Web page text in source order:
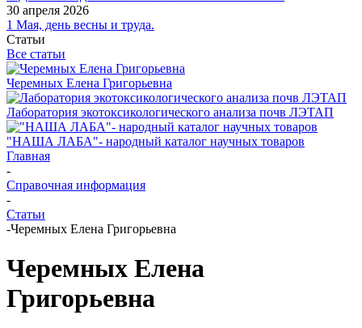
30 апреля 2026
1 Мая, день весны и труда.
Статьи
Все статьи
Черемных Елена Григорьевна
Лаборатория экотоксикологического анализа почв ЛЭТАП
"НАША ЛАБА"- народный каталог научных товаров
Главная
-
Справочная информация
-
Статьи
-Черемных Елена Григорьевна
Черемных Елена
Григорьевна